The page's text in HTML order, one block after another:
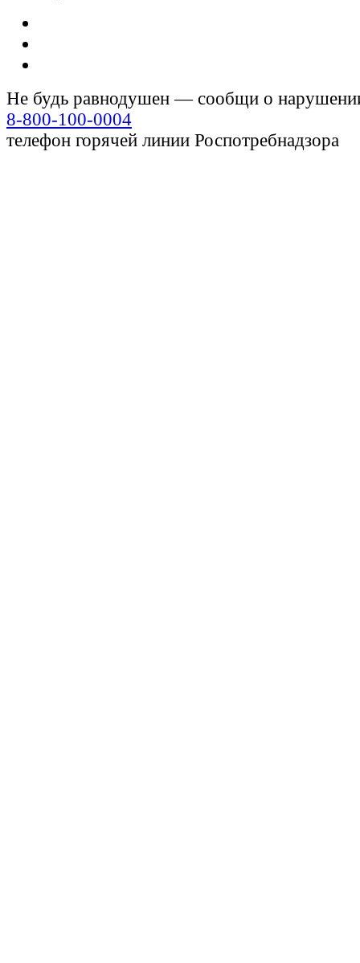
Не будь равнодушен — сообщи о
8-800-100-0004
телефон горячей линии Роспотребнадзора